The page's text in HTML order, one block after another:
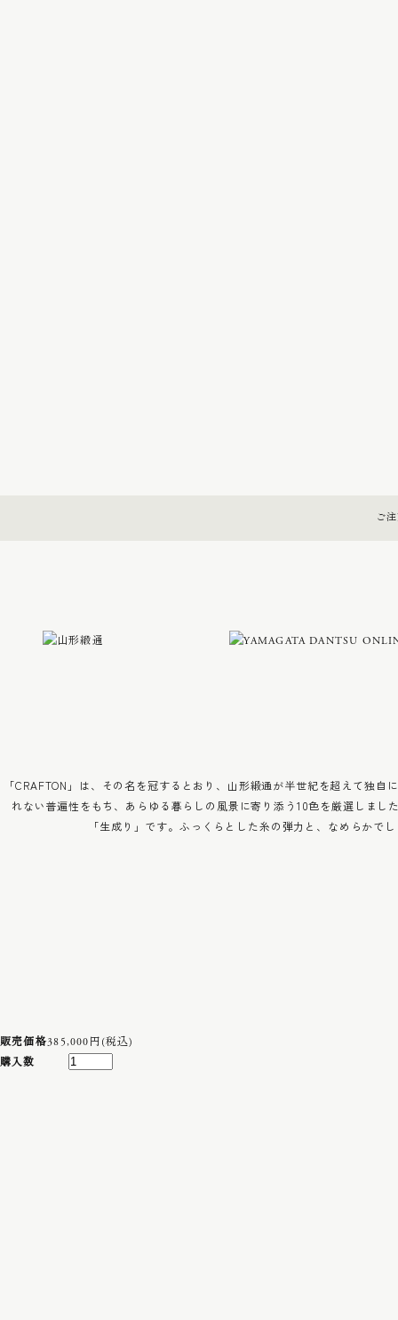
ご
「CRAFTON」は、その名を冠するとおり、山形緞通が半世紀を超えて独
れない普遍性をもち、あらゆる暮らしの風景に寄り添う10色を厳選しま
「生成り」です。ふっくらとした糸の弾力と、なめらか
販売価格385,000円(税込)
購入数